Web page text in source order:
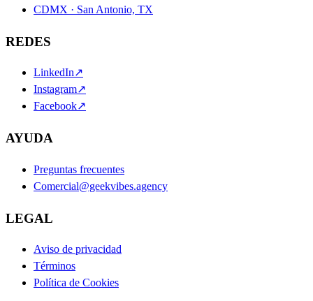
CDMX · San Antonio, TX
REDES
LinkedIn↗
Instagram↗
Facebook↗
AYUDA
Preguntas frecuentes
Comercial@geekvibes.agency
LEGAL
Aviso de privacidad
Términos
Política de Cookies